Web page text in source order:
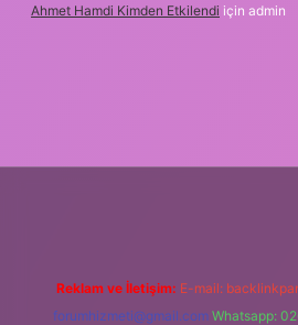
Ahmet Hamdi Kimden Etkilendi için admin
Reklam ve İletişim: E-mail:
forumhizmeti@gmail.com Whatsapp: